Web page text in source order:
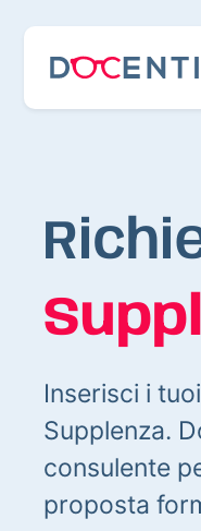
Inserisci i
Supplenza.
consulente
proposta